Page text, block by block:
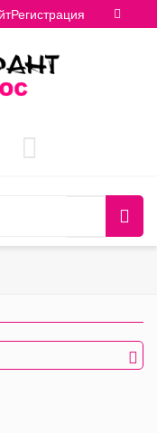
Регистрация